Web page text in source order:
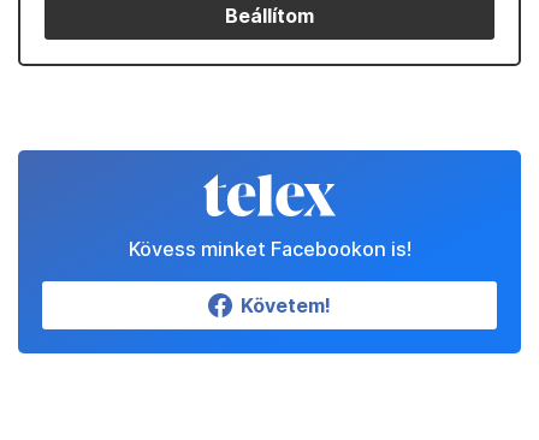
Beállítom
Kövess minket Facebookon is!
Követem!